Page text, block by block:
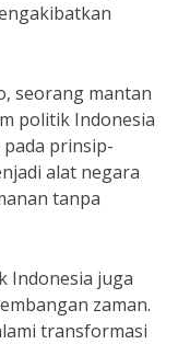
seorang mantan
politik Indonesia
prinsip-
alat negara
tanpa
Indonesia juga
zaman.
transformasi